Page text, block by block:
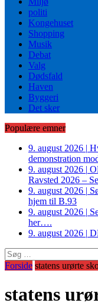
politi
Kongehuset
Shopping
Musik
Debat
Valg
Dødsfald
Haven
Byggeri
Det sker
Populære emner
9. august 2026 |
demonstration
9. august 2026 |
Ravsted 2026 –
9. august 2026 |
hjem til B.93
9. august 2026 |
her….
9. august 2026 |
Søg
efter:
Forside statens urørte
statens